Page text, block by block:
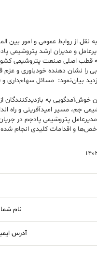
نقل از روابط عمومی و امور
و مدیران ارشد پتروشیمی
اصلی صنعت پتروشیمی
را نشان دهنده خودباوری و
بیان‌نمود: مسائل سهام‌داری
خوش‌آمدگویی به
جم، مسیر امیدآفرینی و راه
پتروشیمی پادجم در
و اقدامات کلیدی انجام
نام
آدرس